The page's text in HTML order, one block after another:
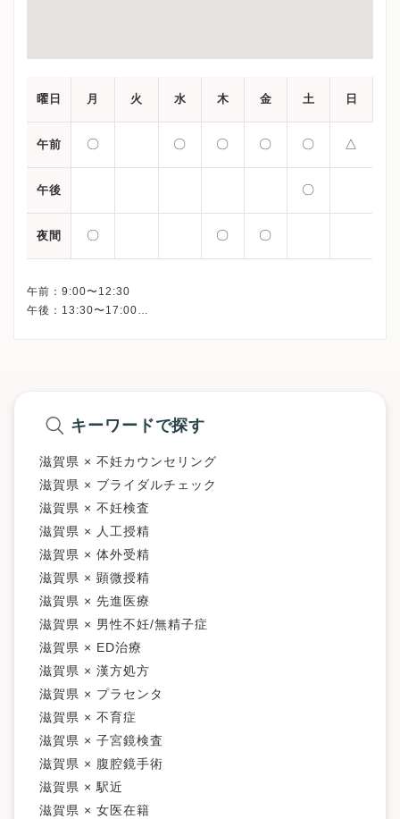
曜日 月 火 水 木 金 土 日
午前 〇 〇 〇 〇 〇 △
午後 〇
夜間 〇 〇 〇
午前：9:00〜12:30
午後：13:30〜17:00
キーワードで探す
滋賀県 × 不妊カウンセリング
滋賀県 × ブライダルチェック
滋賀県 × 不妊検査
滋賀県 × 人工授精
滋賀県 × 体外受精
滋賀県 × 顕微授精
滋賀県 × 先進医療
滋賀県 × 男性不妊/無精子症
滋賀県 × ED治療
滋賀県 × 漢方処方
滋賀県 × プラセンタ
滋賀県 × 不育症
滋賀県 × 子宮鏡検査
滋賀県 × 腹腔鏡手術
滋賀県 × 駅近
滋賀県 × 女医在籍